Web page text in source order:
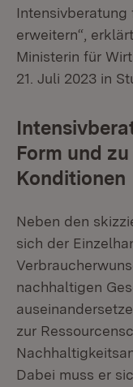
erweitern“,
Ministerin für
21. Juli 2023 in
Form und
Konditionen
Neben den
sich der
nachhaltigen
zur
Dabei muss er